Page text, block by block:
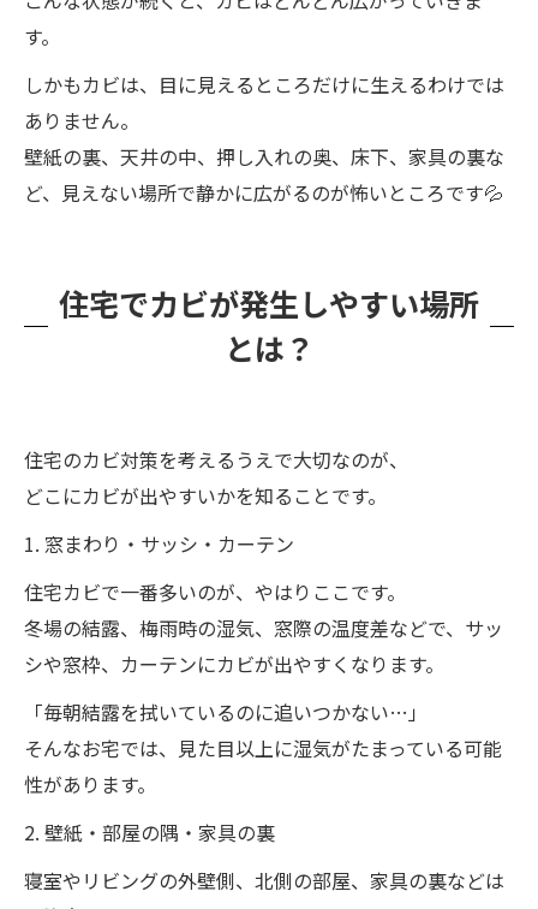
す。
しかもカビは、目に見えるところだけに生えるわけでは
ありません。
壁紙の裏、天井の中、押し入れの奥、床下、家具の裏な
ど、見えない場所で静かに広がるのが怖いところです💦
住宅でカビが発生しやすい場所
とは？
住宅のカビ対策を考えるうえで大切なのが、
どこにカビが出やすいかを知ることです。
1. 窓まわり・サッシ・カーテン
住宅カビで一番多いのが、やはりここです。
冬場の結露、梅雨時の湿気、窓際の温度差などで、サッ
シや窓枠、カーテンにカビが出やすくなります。
「毎朝結露を拭いているのに追いつかない…」
そんなお宅では、見た目以上に湿気がたまっている可能
性があります。
2. 壁紙・部屋の隅・家具の裏
寝室やリビングの外壁側、北側の部屋、家具の裏などは